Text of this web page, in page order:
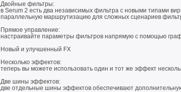
Двойные фильтры:
в Serum 2 есть два независимых фильтра с новыми типами
параллельную маршрутизацию для сложных сценариев
Прямое управление:
настраивайте параметры фильтров напрямую с помощью
Новый и улучшенный FX
Несколько эффектов:
теперь вы можете использовать один и тот же эффект
Две шины эффектов:
две отдельные шины эффектов обеспечивают дополнительную